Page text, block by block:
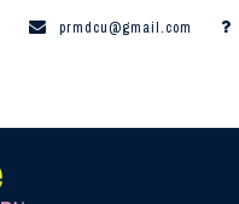
prmdcu@gmail.com